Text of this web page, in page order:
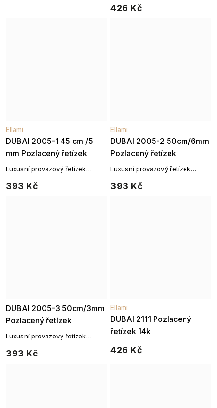
426 Kč
články
DUBAI 2005-1 45 cm /5
mm Pozlacený řetízek
Ellami
393 Kč
Luxusní provazový řetízek
DUBAI 2005-2 50cm/6mm
Pozlacený řetízek
Ellami
393 Kč
Luxusní provazový řetízek
DUBAI 2005-3 50cm/3mm
Pozlacený řetízek
393 Kč
Luxusní provazový řetízek
DUBAI 2111 Pozlacený
řetízek 14k
Ellami
426 Kč